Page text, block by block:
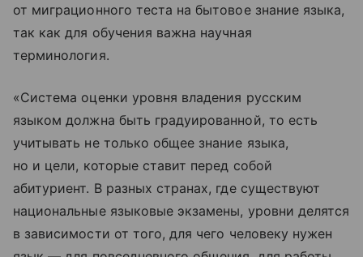
от миграционного теста на бытовое знание языка,
так как для обучения важна научная
терминология.
«Система оценки уровня владения русским
языком должна быть градуированной, то есть
учитывать не только общее знание языка,
но и цели, которые ставит перед собой
абитуриент. В разных странах, где существуют
национальные языковые экзамены, уровни делятся
в зависимости от того, для чего человеку нужен